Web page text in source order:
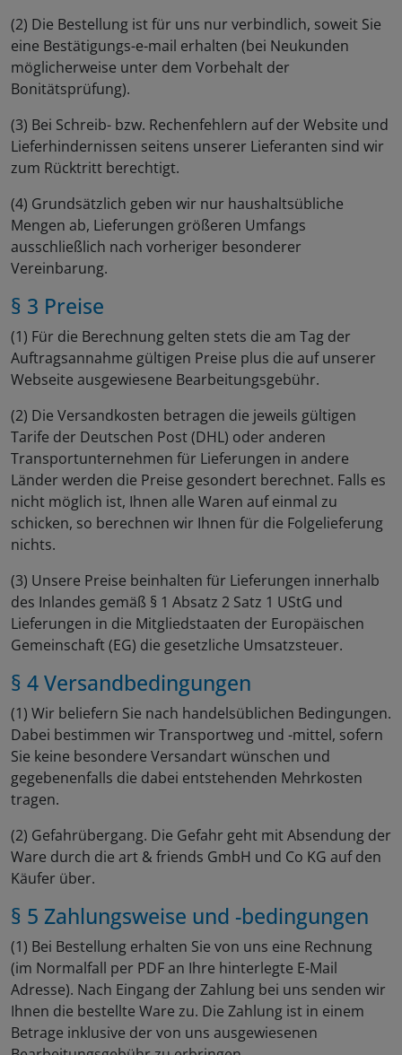
(2) Die Bestellung ist für uns nur verbindlich, soweit Sie
eine Bestätigungs-e-mail erhalten (bei Neukunden
möglicherweise unter dem Vorbehalt der
Bonitätsprüfung).
(3) Bei Schreib- bzw. Rechenfehlern auf der Website und
Lieferhindernissen seitens unserer Lieferanten sind wir
zum Rücktritt berechtigt.
(4) Grundsätzlich geben wir nur haushaltsübliche
Mengen ab, Lieferungen größeren Umfangs
ausschließlich nach vorheriger besonderer
Vereinbarung.
§ 3 Preise
(1) Für die Berechnung gelten stets die am Tag der
Auftragsannahme gültigen Preise plus die auf unserer
Webseite ausgewiesene Bearbeitungsgebühr.
(2) Die Versandkosten betragen die jeweils gültigen
Tarife der Deutschen Post (DHL) oder anderen
Transportunternehmen für Lieferungen in andere
Länder werden die Preise gesondert berechnet. Falls es
nicht möglich ist, Ihnen alle Waren auf einmal zu
schicken, so berechnen wir Ihnen für die Folgelieferung
nichts.
(3) Unsere Preise beinhalten für Lieferungen innerhalb
des Inlandes gemäß § 1 Absatz 2 Satz 1 UStG und
Lieferungen in die Mitgliedstaaten der Europäischen
Gemeinschaft (EG) die gesetzliche Umsatzsteuer.
§ 4 Versandbedingungen
(1) Wir beliefern Sie nach handelsüblichen Bedingungen.
Dabei bestimmen wir Transportweg und -mittel, sofern
Sie keine besondere Versandart wünschen und
gegebenenfalls die dabei entstehenden Mehrkosten
tragen.
(2) Gefahrübergang. Die Gefahr geht mit Absendung der
Ware durch die art & friends GmbH und Co KG auf den
Käufer über.
§ 5 Zahlungsweise und -bedingungen
(1) Bei Bestellung erhalten Sie von uns eine Rechnung
(im Normalfall per PDF an Ihre hinterlegte E-Mail
Adresse). Nach Eingang der Zahlung bei uns senden wir
Ihnen die bestellte Ware zu. Die Zahlung ist in einem
Betrage inklusive der von uns ausgewiesenen